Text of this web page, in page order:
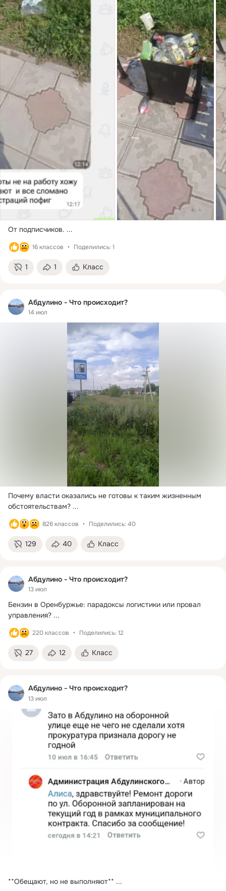
От подписчиков. ...
16 классов Поделились: 1
1 1 Класс
Абдулино - Что происходит?
14 июл
Почему власти оказались не готовы к таким жизненным
обстоятельствам? ...
826 классов Поделились: 40
129 40 Класс
Абдулино - Что происходит?
13 июл
Бензин в Оренбуржье: парадоксы логистики или провал
управления? ...
220 классов Поделились: 12
27 12 Класс
Абдулино - Что происходит?
13 июл
**Обещают, но не выполняют** ...